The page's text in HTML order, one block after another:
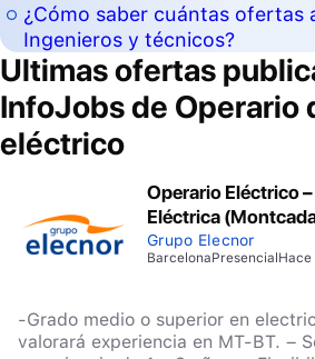
¿Cómo saber cuántas ofertas
Ingenieros y técnicos?
Ultimas ofertas
InfoJobs de Operario
eléctrico
Operario Eléctrico
Eléctrica
Grupo Elecnor
BarcelonaPresencialHace
-Grado medio o superior en
valorará experiencia en MT-BT. –